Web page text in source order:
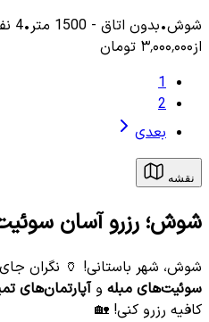
شوش•بدون اتاق -
1500 متر•
4
از۳٬۰۰۰٬۰۰۰ تومان
1
2
بعدی
نقشه
شوش؛ رزرو آسان سوئیت
شوش، شهر باستانی! 🏺 نگران
سوئیت‌های مبله وآپارتمان‌های
کافیه رزرو کنی! 🏡